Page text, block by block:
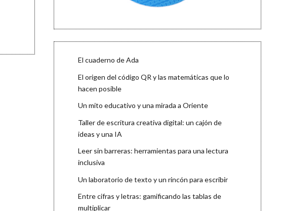
El cuaderno de Ada
El origen del código QR y las matemáticas que lo
hacen posible
Un mito educativo y una mirada a Oriente
Taller de escritura creativa digital: un cajón de
ideas y una IA
Leer sin barreras: herramientas para una lectura
inclusiva
Un laboratorio de texto y un rincón para escribir
Entre cifras y letras: gamificando las tablas de
multiplicar